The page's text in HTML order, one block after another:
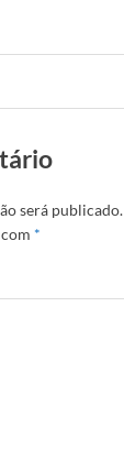
será publicado.
*